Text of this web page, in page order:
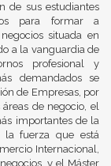
de sus estudiantes
para formar a
situada en
a la vanguardia de
profesional y
demandados se
de Empresas, por
de negocio, el
importantes de la
la fuerza que está
Internacional,
y el Máster